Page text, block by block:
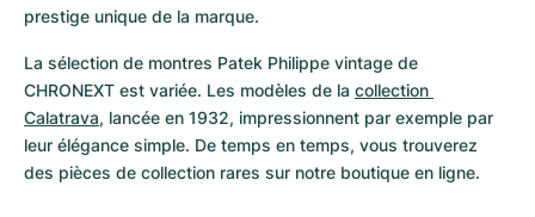
Roadster
Montres d'occasion
Montres pour femmes
Montbrillant
Montres d'occasion
Montres pour femmes
Montres d'occasion
prestige unique de la marque.
La sélection de montres Patek Philippe vintage de
CHRONEXT est variée. Les modèles de la collection
Calatrava, lancée en 1932, impressionnent par exemple par
leur élégance simple. De temps en temps, vous trouverez
des pièces de collection rares sur notre boutique en ligne.